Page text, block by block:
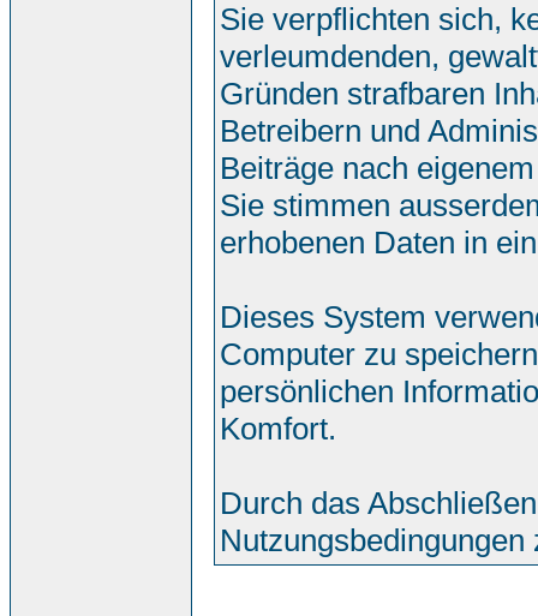
Sie verpflichten sich,
verleumdenden,
Gründen strafbaren
Betreibern und
Beiträge nach
Sie stimmen
erhobenen Daten in
Dieses System
Computer zu
persönlichen
Komfort.
Durch das
Nutzungsbedingungen